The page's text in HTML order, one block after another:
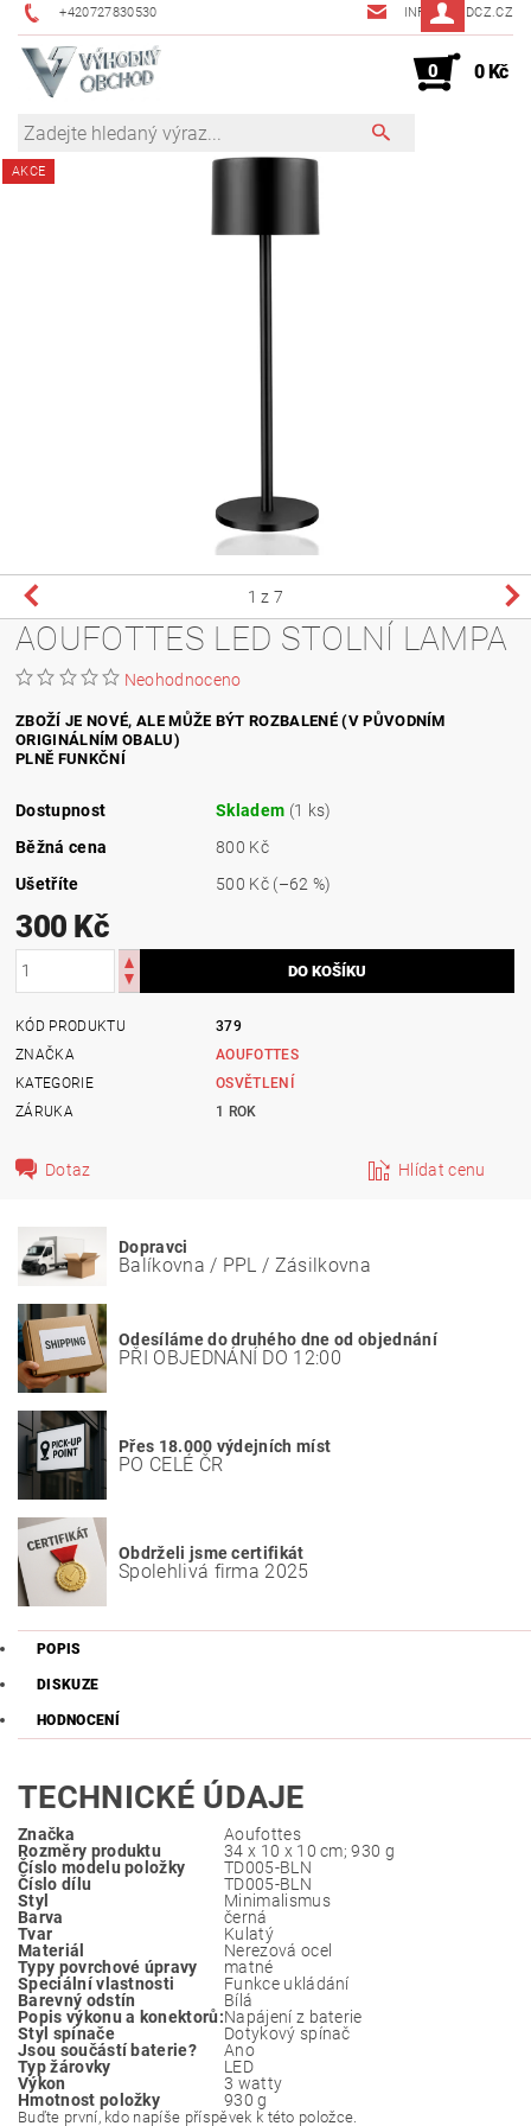
+420727830530 INFO@JMDCZ.CZ
0 0 Kč
AKCE
1 z 7
AOUFOTTES LED STOLNÍ LAMPA
Neohodnoceno
ZBOŽÍ JE NOVÉ, ALE MŮŽE BÝT ROZBALENÉ (V PŮVODNÍM
ORIGINÁLNÍM OBALU)
PLNĚ FUNKČNÍ
Dostupnost Skladem (1 ks)
Běžná cena
800 Kč
Ušetříte
500 Kč (–62 %)
300 Kč
KÓD PRODUKTU
379
ZNAČKA
AOUFOTTES
KATEGORIE
OSVĚTLENÍ
ZÁRUKA
1 ROK
Dotaz Hlídat cenu
Dopravci
Balíkovna / PPL / Zásilkovna
Odesíláme do druhého dne od objednání
PŘI OBJEDNÁNÍ DO 12:00
Přes 18.000 výdejních míst
PO CELÉ ČR
Obdrželi jsme certifikát
Spolehlivá firma 2025
POPIS
DISKUZE
HODNOCENÍ
TECHNICKÉ ÚDAJE
Značka
‎Aoufottes
Rozměry produktu
‎34 x 10 x 10 cm; 930 g
Číslo modelu položky
‎TD005-BLN
Číslo dílu
‎TD005-BLN
Styl
‎Minimalismus
Barva
‎černá
Tvar
‎Kulatý
Materiál
‎Nerezová ocel
Typy povrchové úpravy
‎matné
Speciální vlastnosti
‎Funkce ukládání
Barevný odstín
‎Bílá
Popis výkonu a konektorů:‎Napájení z baterie
Styl spínače
‎Dotykový spínač
Jsou součástí baterie?
‎Ano
Typ žárovky
‎LED
Výkon
‎3 watty
Hmotnost položky
‎930 g
Buďte první, kdo napíše příspěvek k této položce.